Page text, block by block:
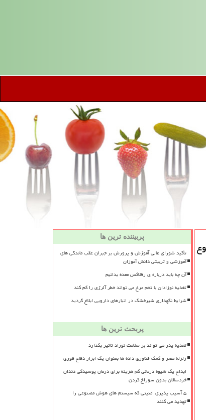
پربیننده ترین ها
تأکید شورای عالی آموزش و پرورش بر جبران عقب ماندگی های
آموزشی و تربیتی دانش آموزان
آن چه باید درباره ی رفلاکس معده بدانیم
تغذیه نوزادان با تخم مرغ می تواند خطر آلرژی را کم کند
شرایط نگهداری شیرخشک در انبارهای دارویی ابلاغ گردید
پربحث ترین ها
تغذیه پدر می تواند بر سلامت نوزاد تاثیر بگذارد
زلزله مصر و کمک فناوری داده ها بعنوان یک ابزار دفاع فوری
ابداع یک شیوه درمانی کم هزینه برای درمان پوسیدگی دندان
خردسالان بدون سوراخ کردن
۵ آسیب پذیری امنیتی که سیستم های هوش مصنوعی را
تهدید می کنند